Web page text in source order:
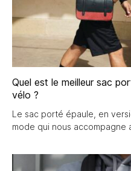
Quel est le meilleur sac
vélo ?
Le sac porté épaule, en
mode qui nous accompagne